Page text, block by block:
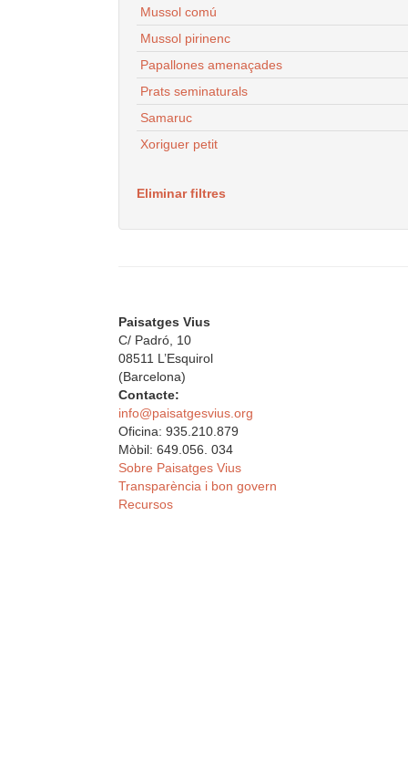
Mussol comú
Mussol pirinenc
Papallones amenaçades
Prats seminaturals
Samaruc
Xoriguer petit
Eliminar filtres
Paisatges Vius
C/ Padró, 10
08511 L’Esquirol
(Barcelona)
Contacte:
info@paisatgesvius.org
Oficina: 935.210.879
Mòbil: 649.056. 034
Sobre Paisatges Vius
Transparència i bon govern
Recursos